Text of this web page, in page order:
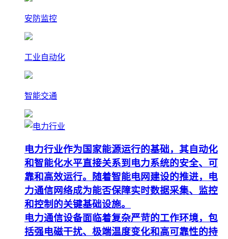
安防监控
工业自动化
智能交通
电力行业作为国家能源运行的基础，其自动化
和智能化水平直接关系到电力系统的安全、可
靠和高效运行。随着智能电网建设的推进，电
力通信网络成为能否保障实时数据采集、监控
和控制的关键基础设施。
电力通信设备面临着复杂严苛的工作环境，包
括强电磁干扰、极端温度变化和高可靠性的持